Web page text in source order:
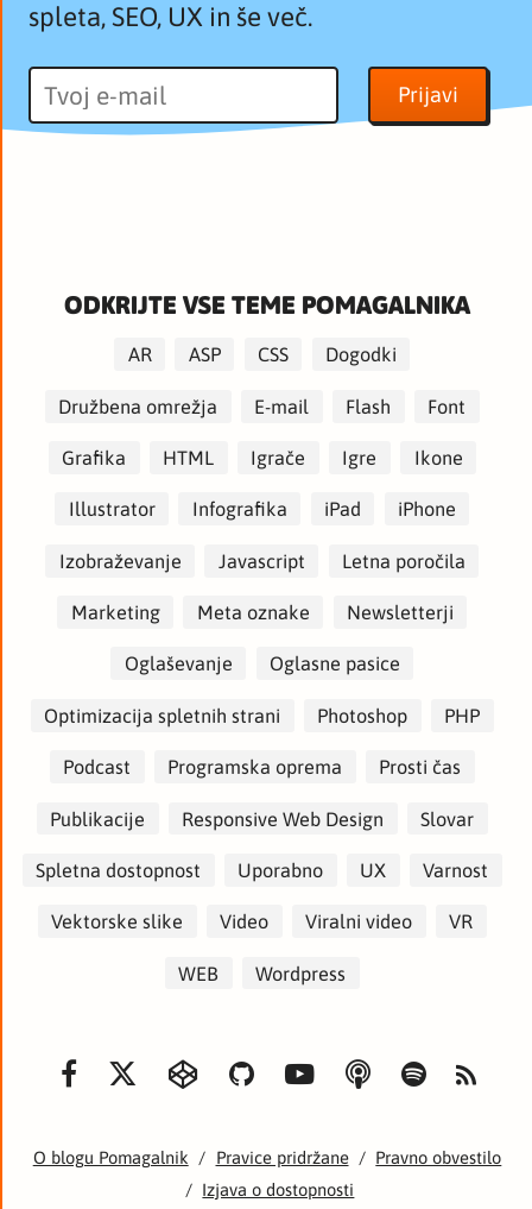
spleta, SEO, UX in še več.
ODKRIJTE VSE TEME POMAGALNIKA
AR ASP CSS Dogodki
Družbena omrežja E-mail Flash Font
Grafika HTML Igrače Igre Ikone
Illustrator Infografika iPad iPhone
Izobraževanje Javascript Letna poročila
Marketing Meta oznake Newsletterji
Oglaševanje Oglasne pasice
Optimizacija spletnih strani Photoshop PHP
Podcast Programska oprema Prosti čas
Publikacije Responsive Web Design Slovar
Spletna dostopnost Uporabno UX Varnost
Vektorske slike Video Viralni video VR
WEB Wordpress
O blogu Pomagalnik / Pravice pridržane / Pravno obvestilo
/ Izjava o dostopnosti